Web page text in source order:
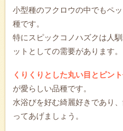
小型種のフクロウの中でもペ
種です。
特にスピックコノハズクは人
ットとしての需要があります。
くりくりとした丸い目とピン
が愛らしい品種です。
水浴びを好む綺麗好きであり
ってあげましょう。